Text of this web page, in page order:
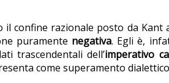
il confine razionale posto da Kant
puramente negativa. Egli è,
trascendentali dell’imperativo
come superamento